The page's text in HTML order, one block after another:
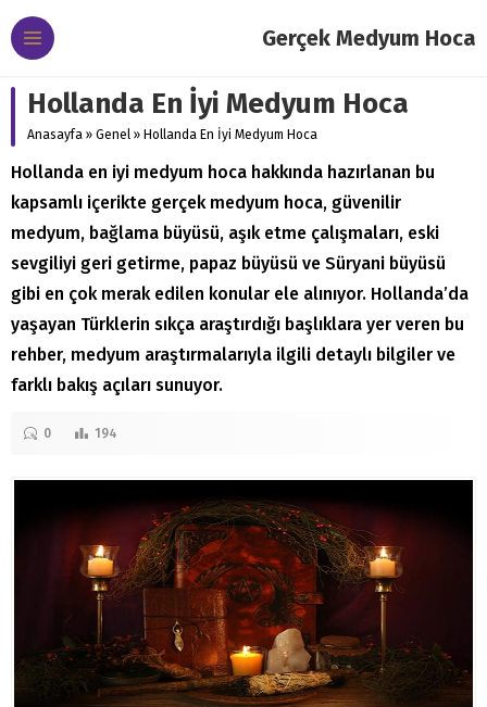
Gerçek Medyum Hoca
Hollanda En İyi Medyum Hoca
Anasayfa » Genel » Hollanda En İyi Medyum Hoca
Hollanda en iyi medyum hoca hakkında hazırlanan bu
kapsamlı içerikte gerçek medyum hoca, güvenilir
medyum, bağlama büyüsü, aşık etme çalışmaları, eski
sevgiliyi geri getirme, papaz büyüsü ve Süryani büyüsü
gibi en çok merak edilen konular ele alınıyor. Hollanda’da
yaşayan Türklerin sıkça araştırdığı başlıklara yer veren bu
rehber, medyum araştırmalarıyla ilgili detaylı bilgiler ve
farklı bakış açıları sunuyor.
0 194